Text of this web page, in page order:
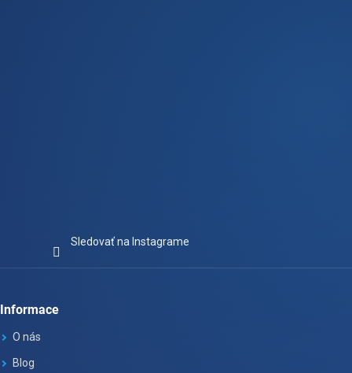
Sledovať na Instagrame
Informace
O nás
Blog